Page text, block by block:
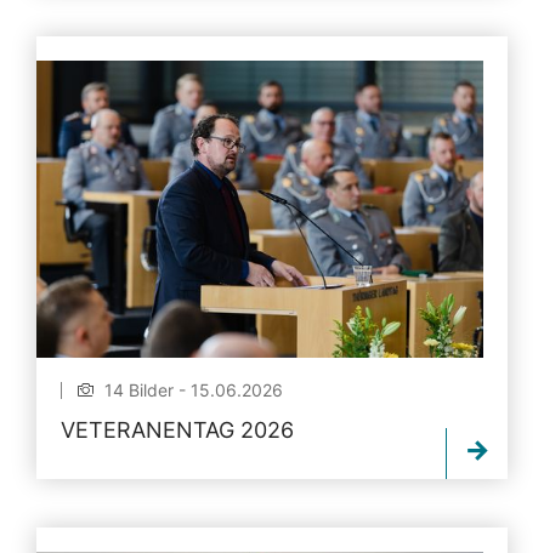
14 Bilder - 15.06.2026
VETERANENTAG 2026